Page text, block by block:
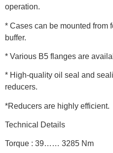
operation.
* Cases can be mounted from
buffer.
* Various B5 flanges are
* High-quality oil seal and
reducers.
*Reducers are highly efficient.
Technical Details
Torque : 39…… 3285 Nm